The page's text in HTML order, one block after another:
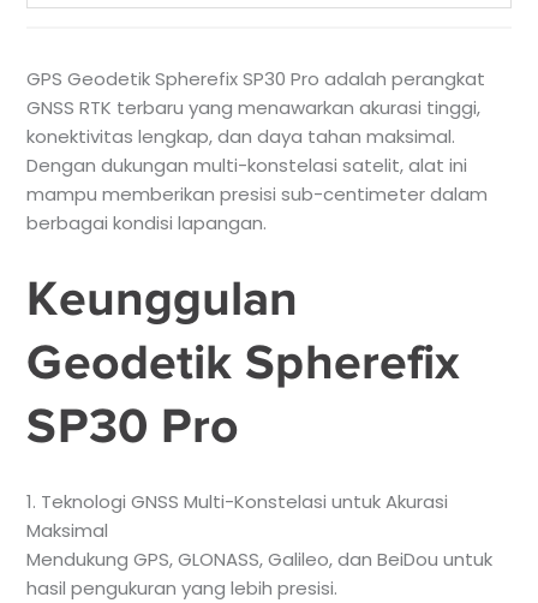
GPS Geodetik Spherefix SP30 Pro adalah perangkat
GNSS RTK terbaru yang menawarkan akurasi tinggi,
konektivitas lengkap, dan daya tahan maksimal.
Dengan dukungan multi-konstelasi satelit, alat ini
mampu memberikan presisi sub-centimeter dalam
berbagai kondisi lapangan.
Keunggulan
Geodetik Spherefix
SP30 Pro
1. Teknologi GNSS Multi-Konstelasi untuk Akurasi
Maksimal
Mendukung GPS, GLONASS, Galileo, dan BeiDou untuk
hasil pengukuran yang lebih presisi.